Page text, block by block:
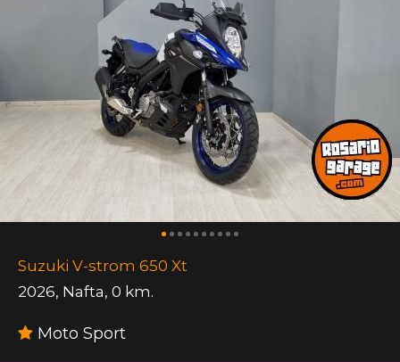
Suzuki V-strom 650 Xt
2026, Nafta, 0 km.
Moto Sport